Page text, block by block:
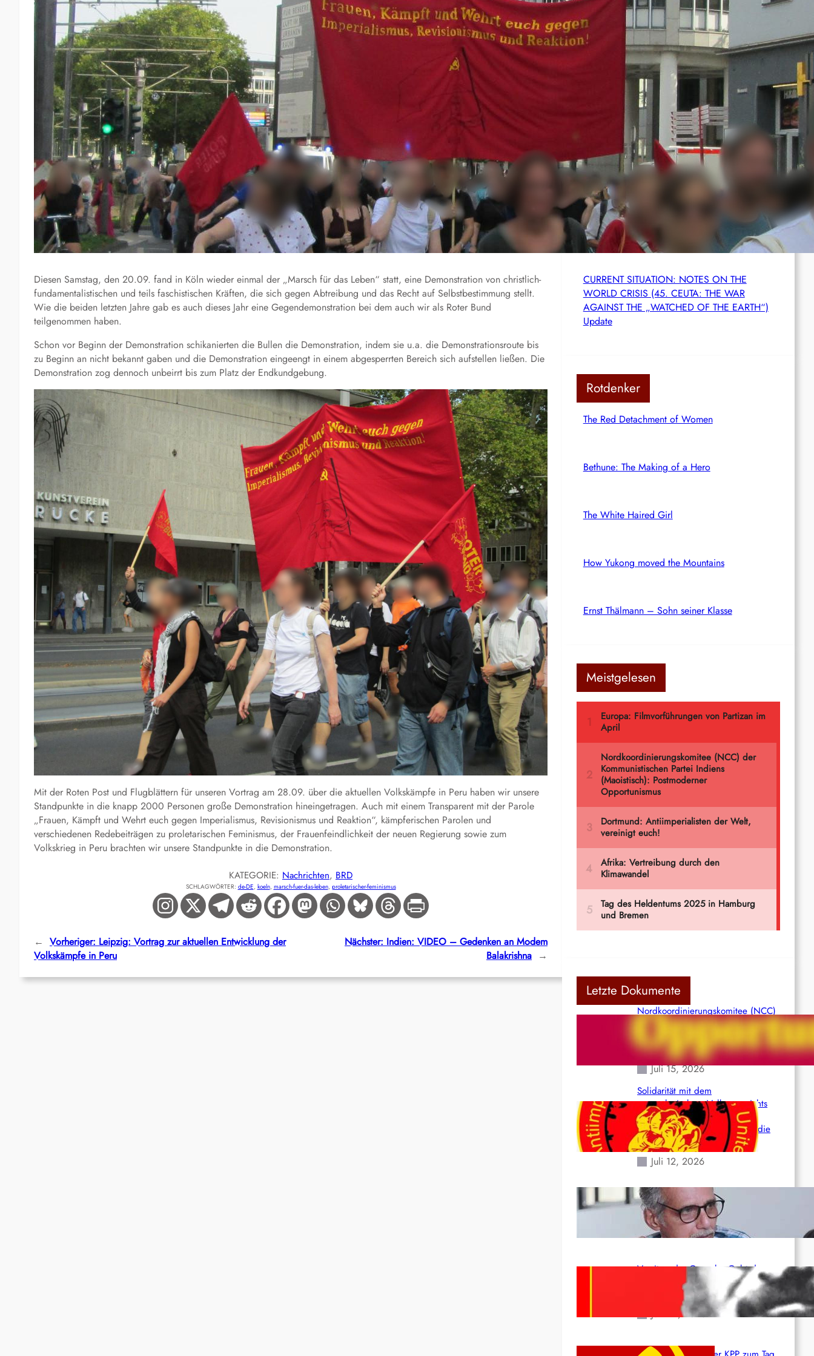
Diesen Samstag, den 20.09. fand in Köln wieder einmal der „Marsch für das Leben“ statt, eine Demonstration von christlich-
fundamentalistischen und teils faschistischen Kräften, die sich gegen Abtreibung und das Recht auf Selbstbestimmung stellt.
Wie die beiden letzten Jahre gab es auch dieses Jahr eine Gegendemonstration bei dem auch wir als Roter Bund
teilgenommen haben.
Schon vor Beginn der Demonstration schikanierten die Bullen die Demonstration, indem sie u.a. die Demonstrationsroute bis
zu Beginn an nicht bekannt gaben und die Demonstration eingeengt in einem abgesperrten Bereich sich aufstellen ließen. Die
Demonstration zog dennoch unbeirrt bis zum Platz der Endkundgebung.
Mit der Roten Post und Flugblättern für unseren Vortrag am 28.09. über die aktuellen Volkskämpfe in Peru haben wir unsere
Standpunkte in die knapp 2000 Personen große Demonstration hineingetragen. Auch mit einem Transparent mit der Parole
„Frauen, Kämpft und Wehrt euch gegen Imperialismus, Revisionismus und Reaktion“, kämpferischen Parolen und
verschiedenen Redebeiträgen zu proletarischen Feminismus, der Frauenfeindlichkeit der neuen Regierung sowie zum
Volkskrieg in Peru brachten wir unsere Standpunkte in die Demonstration.
KATEGORIE: Nachrichten, BRD
SCHLAGWÖRTER: de-DE, koeln, marsch-fuer-das-leben, proletarischer-feminismus
← Vorheriger: Leipzig: Vortrag zur aktuellen Entwicklung der
Volkskämpfe in Peru
Nächster: Indien: VIDEO – Gedenken an Modem
Balakrishna →
Kampfes gegen die ICE an
Chile: Zwei mutmaßliche Mitglieder des
Mapuche-Widerstands nach mehr als vier
Jahren auf der Flucht festgenommen
Zusammenfassung und Redebeiträge der
Demo 2026 in Gedenken an Ferhat Mayouf
SERVIR AL PUEBLO ESPANA: Liga
Antiimperialista denuncia el papel del
imperialismo en Ceuta y se concentrará en
València (06.08)
CURRENT SITUATION: NOTES ON THE
WORLD CRISIS (45. CEUTA: THE WAR
AGAINST THE „WATCHED OF THE EARTH“)
Update
Rotdenker
The Red Detachment of Women
Bethune: The Making of a Hero
The White Haired Girl
How Yukong moved the Mountains
Ernst Thälmann – Sohn seiner Klasse
Meistgelesen
Letzte Dokumente
Nordkoordinierungskomitee (NCC)
der Kommunistischen Partei Indiens
(Maoistisch): Postmoderner
Opportunismus
Juli 15, 2026
Solidarität mit dem
venezolanischem Volk angesichts
der verlorenen Leben und der
katastrophalen Situation durch die
Erdbeben des 24. Juni!
Juli 12, 2026
Indien: „Die Politik der
Kapitulation“ von K. Murali (Ajith)
Juli 1, 2026
Vorsitzender Gonzalo: Gebt das
Leben für die Partei und die
Juni 19, 2026